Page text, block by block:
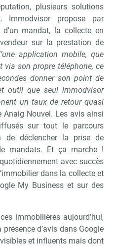
plusieurs solutions
Immodvisor propose par
mandat, la collecte en
sur la prestation de
application mobile, que
via son propre téléphone, ce
donner son point de
outil que seul immodvisor
un taux de retour quasi
Anaig Nouvel. Les avis ainsi
sur tout le parcours
de déclencher la prise de
mandats. Et ça marche !
avec succès
dans la collecte et
My Business et sur des
immobilières aujourd’hui,
d’avis dans Google
et influents mais dont